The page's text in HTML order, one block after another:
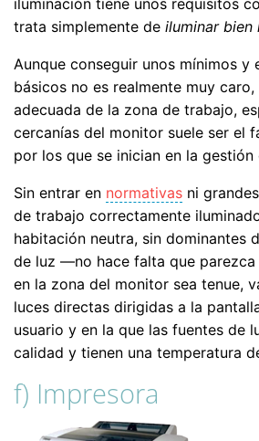
trata simplemente de iluminar bien
Aunque conseguir unos mínimos y
básicos no es realmente muy
adecuada de la zona de trabajo,
cercanías del monitor suele ser el
por los que se inician en la gestión
Sin entrar en normativas ni grandes
de trabajo correctamente
habitación neutra, sin dominantes
de luz —no hace falta que parezca
en la zona del monitor sea tenue,
luces directas dirigidas a la
usuario y en la que las fuentes de
calidad y tienen una temperatura
f) Impresora